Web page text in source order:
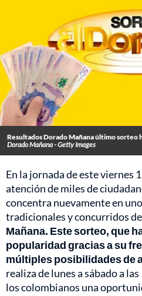
Resultados Dorado Mañana último sorteo
Dorado Mañana - Getty Images
En la jornada de este viernes
atención de miles de
concentra nuevamente en
tradicionales y concurridos
Mañana. Este sorteo, que
popularidad gracias a su
múltiples posibilidades de
realiza de lunes a sábado a
los colombianos una